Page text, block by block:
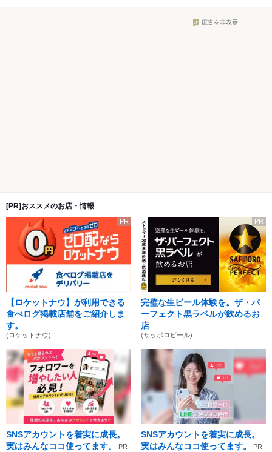
広告を非表示
[PR]おススメのお店・情報
PR
【ロケットナウ】が利用できる
食べログ掲載店舗をご紹介しま
す。
(ロケットナウ)
PR
完璧な生ビール体験を。ザ・パ
ーフェクト黒ラベルが飲めるお
店
(サッポロビール)
SNSアカウントを着実に成長。
実はみんなココ使ってます。
PR
SNSアカウントを着実に成長。
実はみんなココ使ってます。
PR